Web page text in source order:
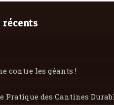
contre les géants !
Pratique des Cantines